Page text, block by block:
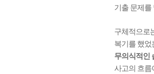
기출 문제를
구체적으로
복기를 했었
무의식적인
사고의 흐름